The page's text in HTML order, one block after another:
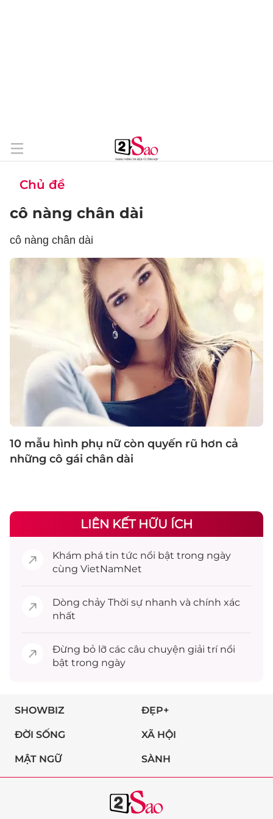
Chủ đề
cô nàng chân dài
cô nàng chân dài
10 mẫu hình phụ nữ còn quyến rũ hơn cả
những cô gái chân dài
LIÊN KẾT HỮU ÍCH
Khám phá tin tức nổi bật trong ngày
cùng VietNamNet
Dòng chảy Thời sự nhanh và chính xác
nhất
Đừng bỏ lỡ các câu chuyện giải trínổi
bật trong ngày
SHOWBIZ ĐẸP+
ĐỜI SỐNG XÃ HỘI
MẬT NGỮ SÀNH